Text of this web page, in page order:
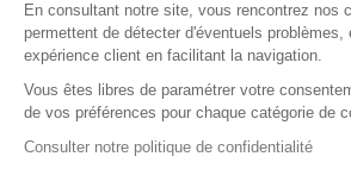
En consultant notre site, vous rencontrez nos
permettent de détecter d'éventuels problèmes,
expérience client en facilitant la navigation.
Vous êtes libres de paramétrer votre
de vos préférences pour chaque catégorie de
Consulter notre politique de confidentialité
Eco-participation
Codes promo
Cartes cadeaux
Aide